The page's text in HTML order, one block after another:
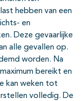
hebben van een
en
Deze gevaarlijke
alle gevallen op.
worden. Na
bereikt en
kan weken tot
volledig. De